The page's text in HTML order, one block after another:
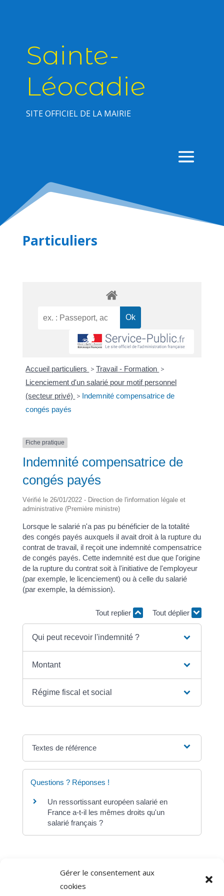
Gérer le consentement aux
cookies
Sainte-
Léocadie
SITE OFFICIEL DE LA MAIRIE
Particuliers
Accueil particuliers > Travail - Formation >
Licenciement d'un salarié pour motif personnel
(secteur privé) > Indemnité compensatrice de
congés payés
Fiche pratique
Indemnité compensatrice de
congés payés
Vérifié le 26/01/2022 - Direction de l'information légale et
administrative (Première ministre)
Lorsque le salarié n'a pas pu bénéficier de la totalité
des congés payés auxquels il avait droit à la rupture du
contrat de travail, il reçoit une indemnité compensatrice
de congés payés. Cette indemnité est due que l'origine
de la rupture du contrat soit à l'initiative de l'employeur
(par exemple, le licenciement) ou à celle du salarié
(par exemple, la démission).
Tout replier Tout déplier
Qui peut recevoir l'indemnité ?
Montant
Régime fiscal et social
Textes de référence
Questions ? Réponses !
Un ressortissant européen salarié en
France a-t-il les mêmes droits qu'un
salarié français ?
Direction de l'information légale et administrative
comarquage developpé par